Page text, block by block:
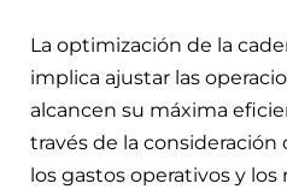
La optimización de la
implica ajustar las
alcancen su máxima
través de la
los gastos operativos y